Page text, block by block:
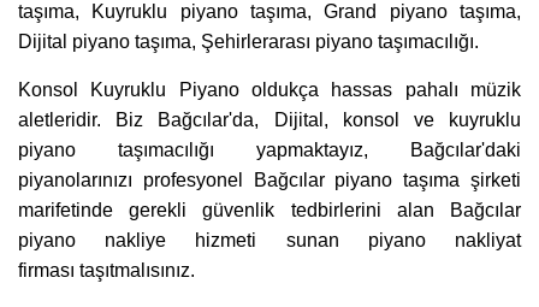
taşıma, Kuyruklu piyano taşıma, Grand piyano taşıma,
Dijital piyano taşıma, Şehirlerarası piyano taşımacılığı.
Konsol Kuyruklu Piyano oldukça hassas pahalı müzik
aletleridir. Biz Bağcılar'da, Dijital, konsol ve kuyruklu
piyano taşımacılığı yapmaktayız, Bağcılar'daki
piyanolarınızı profesyonel Bağcılar piyano taşıma şirketi
marifetinde gerekli güvenlik tedbirlerini alan Bağcılar
piyano nakliye hizmeti sunan piyano nakliyat
firması taşıtmalısınız.